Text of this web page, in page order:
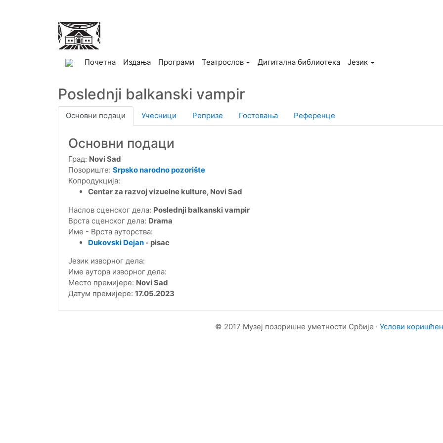
Почетна(current)
Издања Програми Театрослов Дигитална библиотека Језик
Poslednji balkanski vampir
Основни подаци Учесници Репризе Гостовања Референце
Основни подаци
Град: Novi Sad
Позориште: Srpsko narodno pozorište
Копродукција:
Centar za razvoj vizuelne kulture, Novi Sad
Наслов сценског дела: Poslednji balkanski vampir
Врста сценског дела: Drama
Име - Врста ауторства:
Dukovski Dejan - pisac
Језик изворног дела:
Име аутора изворног дела:
Место премијере: Novi Sad
Датум премијере: 17.05.2023
© 2017 Музеј позоришне уметности Србије · Услови